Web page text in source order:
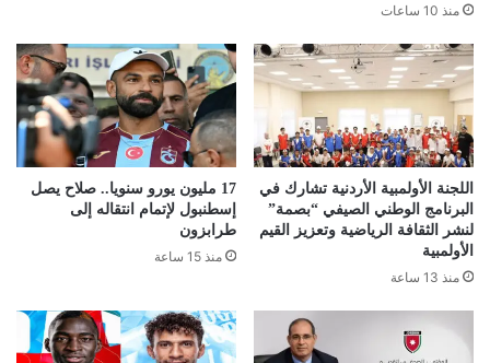
منذ 10 ساعات
اللجنة الأولمبية الأردنية تشارك في
البرنامج الوطني الصيفي “بصمة”
لنشر الثقافة الرياضية وتعزيز القيم
الأولمبية
منذ 13 ساعة
17 مليون يورو سنويا.. صلاح يصل
إسطنبول لإتمام انتقاله إلى
طرابزون
منذ 15 ساعة